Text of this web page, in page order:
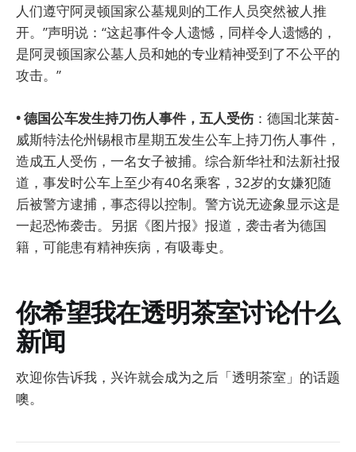
人们遵守阿灵顿国家公墓规则的工作人员突然被人推
开。”声明说：“这起事件令人遗憾，同样令人遗憾的，
是阿灵顿国家公墓人员和她的专业精神受到了不公平的
攻击。”
• 德国公车发生持刀伤人事件，五人受伤 ：德国北莱茵-
威斯特法伦州锡根市星期五发生公车上持刀伤人事件，
造成五人受伤，一名女子被捕。综合新华社和法新社报
道，事发时公车上至少有40名乘客，32岁的女嫌犯随
后被警方逮捕，事态得以控制。警方说无迹象显示这是
一起恐怖袭击。另据《图片报》报道，袭击者为德国
籍，可能患有精神疾病，有吸毒史。
你希望我在透明茶室讨论什么
新闻
欢迎你告诉我，兴许就会成为之后「透明茶室」的话题
噢。